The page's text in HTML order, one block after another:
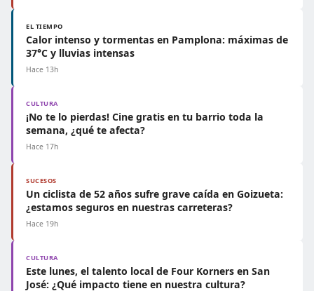
EL TIEMPO
Calor intenso y tormentas en Pamplona: máximas de
37°C y lluvias intensas
Hace 13h
CULTURA
¡No te lo pierdas! Cine gratis en tu barrio toda la
semana, ¿qué te afecta?
Hace 17h
SUCESOS
Un ciclista de 52 años sufre grave caída en Goizueta:
¿estamos seguros en nuestras carreteras?
Hace 19h
CULTURA
Este lunes, el talento local de Four Korners en San
José: ¿Qué impacto tiene en nuestra cultura?